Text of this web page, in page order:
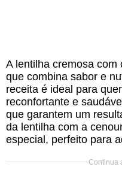
A lentilha cremosa
que combina sabor e
receita é ideal para
reconfortante e
que garantem um
da lentilha com a
especial, perfeito para
Continua